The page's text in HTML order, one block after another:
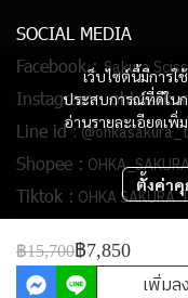
฿15,700฿7,850
เพิ่มล
เว็บไซต์นี้มีการ
ประสบการณ์ที่ดีในก
อ่านรายละเอียดเพิ่
ตั้งค่าคุ
SOCIAL MEDIA
Facebook : Sakura
Instagram :
Line id:
Shopee :
Tiktok : OHKA SAKURA
Copyright | All Rights